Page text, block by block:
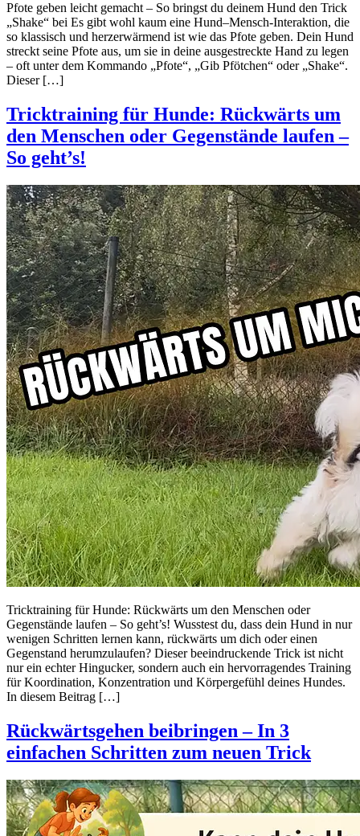
Pfote geben leicht gemacht – So bringst du deinem Hund den Trick
„Shake“ bei Es gibt wohl kaum eine Hund–Mensch‑Interaktion, die
so klassisch und herzerwärmend ist wie das Pfote geben. Dein Hund
streckt seine Pfote aus, um sie in deine ausgestreckte Hand zu legen
– oft unter dem Kommando „Pfote“, „Gib Pfötchen“ oder „Shake“.
Dieser […]
Tricktraining für Hunde: Rückwärts um
den Menschen oder Gegenstände laufen –
So geht’s!
Tricktraining für Hunde: Rückwärts um den Menschen oder
Gegenstände laufen – So geht’s! Wusstest du, dass dein Hund in nur
wenigen Schritten lernen kann, rückwärts um dich oder einen
Gegenstand herumzulaufen? Dieser beeindruckende Trick ist nicht
nur ein echter Hingucker, sondern auch ein hervorragendes Training
für Koordination, Konzentration und Körpergefühl deines Hundes.
In diesem Beitrag […]
Rückwärtsgehen beibringen – In 3
einfachen Schritten zum neuen Trick